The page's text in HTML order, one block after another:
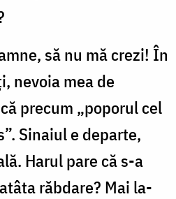
să nu mă crezi! În
nevoia mea de
precum „poporul cel
Sinaiul e departe,
Harul pare că s-a
răbdare? Mai la-